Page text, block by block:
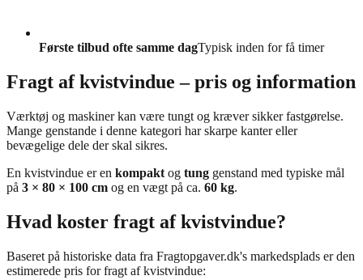
Første tilbud ofte samme dagTypisk inden for få timer
Fragt af kvistvindue – pris og information
Værktøj og maskiner kan være tungt og kræver sikker fastgørelse.
Mange genstande i denne kategori har skarpe kanter eller
bevægelige dele der skal sikres.
En kvistvindue er en kompakt og tung genstand med typiske mål
på 3 × 80 × 100 cm og en vægt på ca. 60 kg.
Hvad koster fragt af kvistvindue?
Baseret på historiske data fra Fragtopgaver.dk's markedsplads er den
estimerede pris for fragt af kvistvindue: